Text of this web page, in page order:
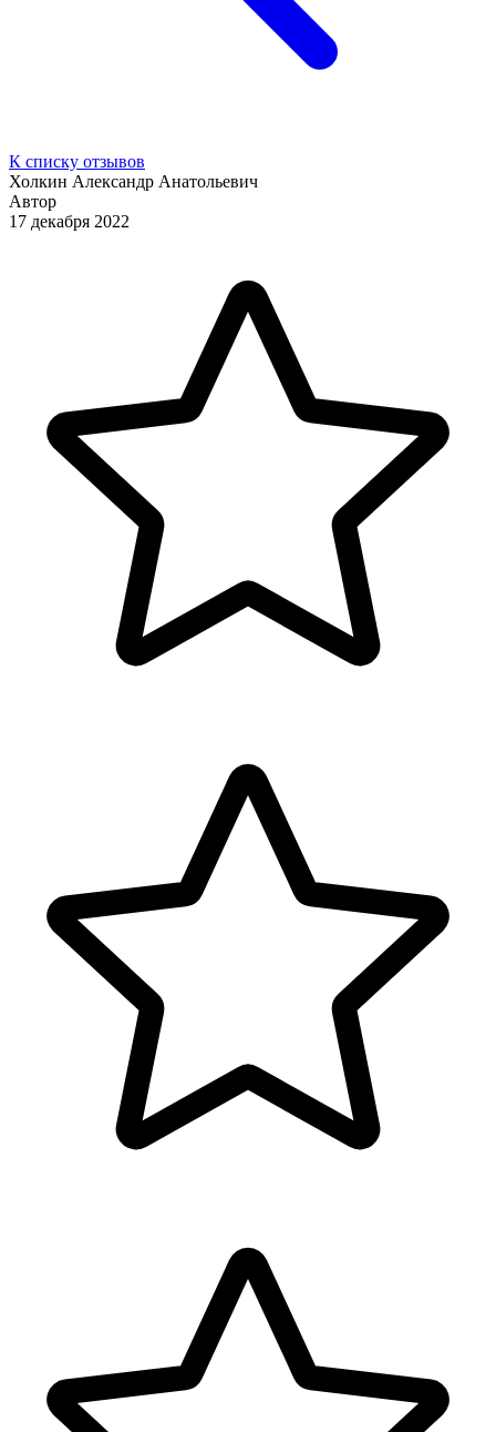
К списку отзывов
Холкин Александр Анатольевич
Автор
17 декабря 2022